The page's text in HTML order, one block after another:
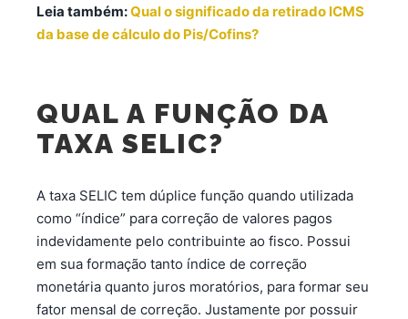
Leia também:Qual o significado da retirado ICMS
da base de cálculo do Pis/Cofins?
QUAL A FUNÇÃO DA
TAXA SELIC?
A taxa SELIC tem dúplice função quando utilizada
como “índice” para correção de valores pagos
indevidamente pelo contribuinte ao fisco. Possui
em sua formação tanto índice de correção
monetária quanto juros moratórios, para formar seu
fator mensal de correção. Justamente por possuir